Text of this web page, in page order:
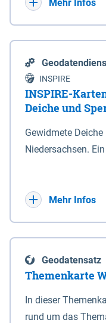
Mehr Infos
INSPIRE
INSPIRE-
Deiche und
Gewidmete
Niedersachsen.
Deichbehörde
enthalten. Sperrwerke Sperrwerke sind Bauwerke
mit
Schutz eines
vor Sturmfluten,
Mehr Infos
Geodatensatz
Themenkarte
In dieser
rund um das